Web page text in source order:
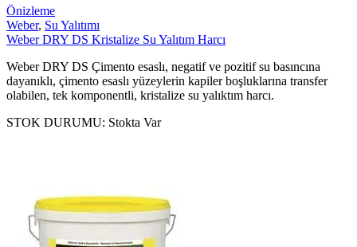
Önizleme
Weber, Su Yalıtımı
Weber DRY DS Kristalize Su Yalıtım Harcı
Weber DRY DS Çimento esaslı, negatif ve pozitif su basıncına
dayanıklı, çimento esaslı yüzeylerin kapiler boşluklarına transfer
olabilen, tek komponentli, kristalize su yalıktım harcı.
STOK DURUMU: Stokta Var